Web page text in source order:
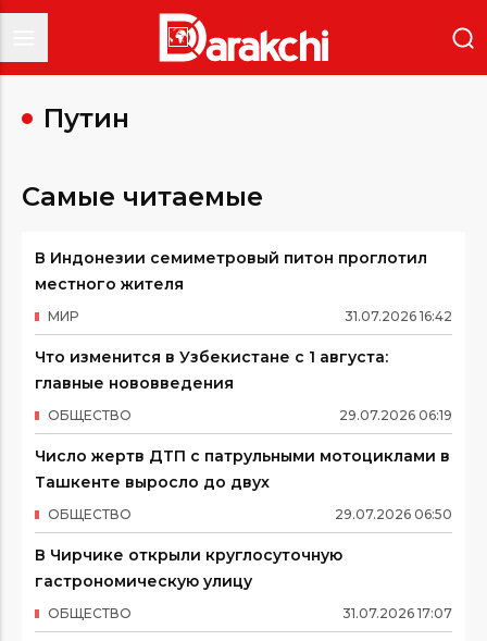
Путин
Самые читаемые
В Индонезии семиметровый питон проглотил
местного жителя
31.07.2026 16:42
МИР
Что изменится в Узбекистане с 1 августа:
главные нововведения
29.07.2026 06:19
ОБЩЕСТВО
Число жертв ДТП с патрульными мотоциклами в
Ташкенте выросло до двух
29.07.2026 06:50
ОБЩЕСТВО
В Чирчике открыли круглосуточную
гастрономическую улицу
31.07.2026 17:07
ОБЩЕСТВО